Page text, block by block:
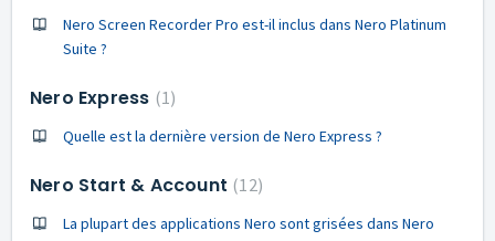
Nero Screen Recorder Pro est-il inclus dans Nero Platinum
Suite ?
Nero Express 1
Quelle est la dernière version de Nero Express ?
Nero Start & Account 12
La plupart des applications Nero sont grisées dans Nero